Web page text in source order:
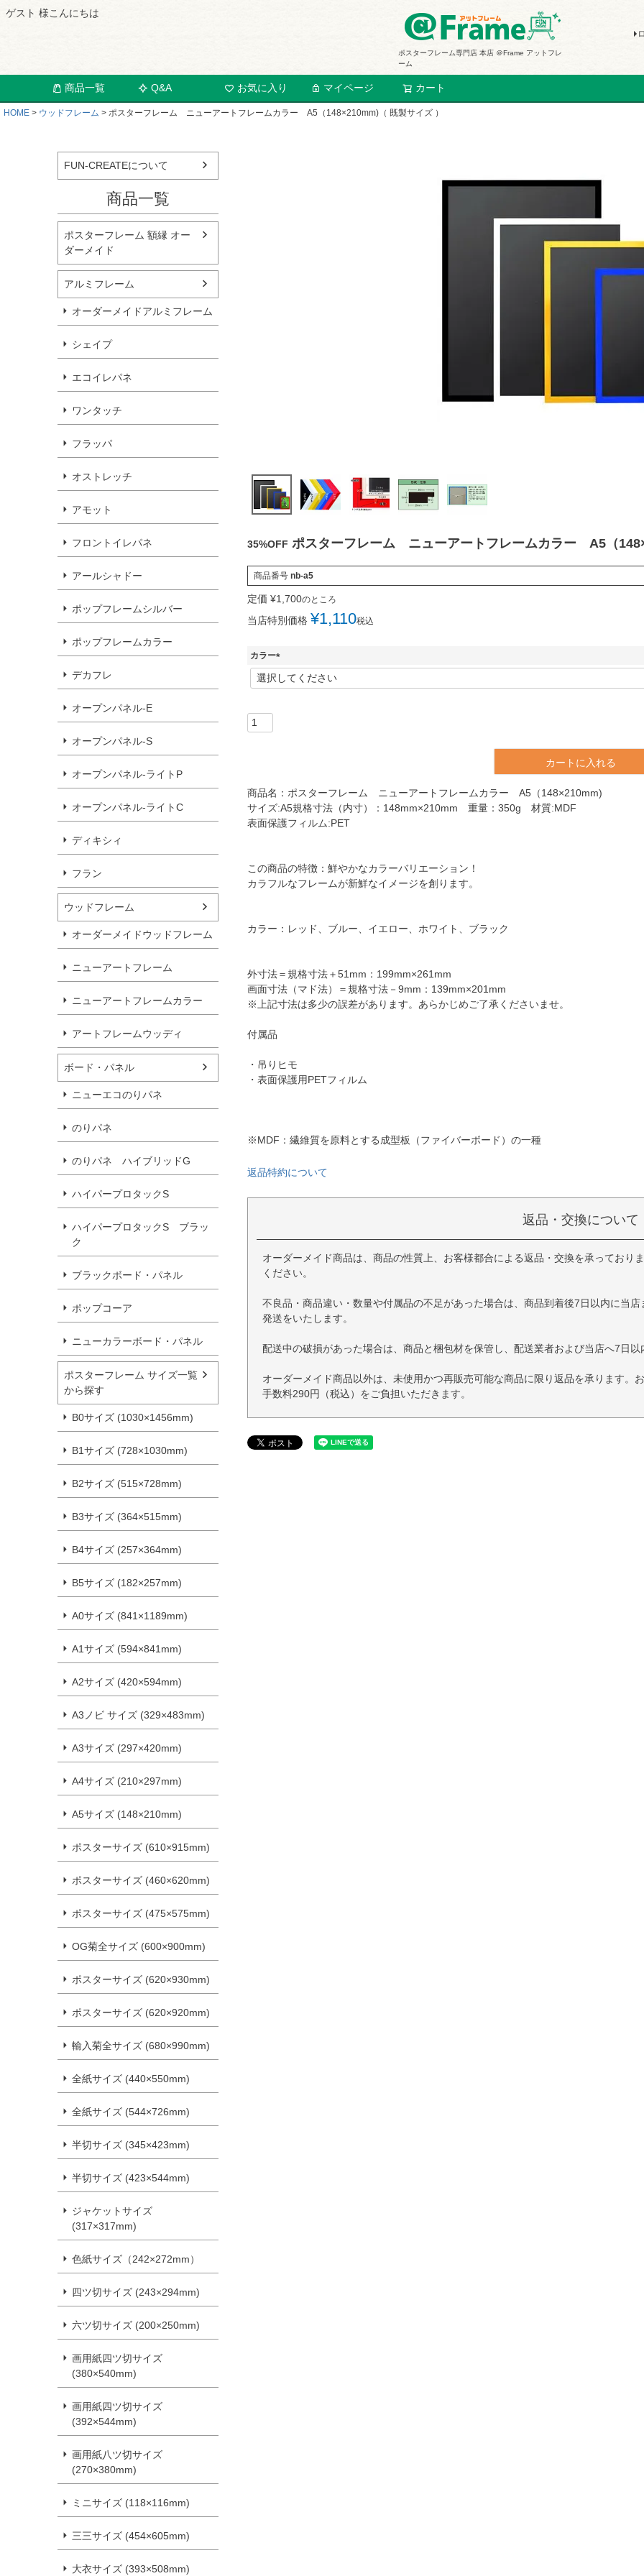
ゲスト 様こんにちは
ポスターフレーム専門店 本店 ＠Frame アットフレ
ーム
商品一覧 Q&A お気に入り マイページ カート
HOME ウッドフレーム ポスターフレーム ニューアートフレームカラー A5（148×210mm)（ 既製サイズ ）
FUN-CREATEについて
商品一覧
ポスターフレーム 額縁 オー
ダーメイド
アルミフレーム
オーダーメイドアルミフレーム
シェイプ
エコイレパネ
ワンタッチ
フラッパ
オストレッチ
アモット
フロントイレパネ
アールシャドー
ポップフレームシルバー
ポップフレームカラー
デカフレ
オープンパネル-E
オープンパネル-S
オープンパネル-ライトP
オープンパネル-ライトC
ディキシィ
フラン
ウッドフレーム
オーダーメイドウッドフレーム
ニューアートフレーム
ニューアートフレームカラー
アートフレームウッディ
ボード・パネル
ニューエコのりパネ
のりパネ
のりパネ ハイブリッドG
ハイパープロタックS
ハイパープロタックS ブラッ
ク
ブラックボード・パネル
ポップコーア
ニューカラーボード・パネル
ポスターフレーム サイズ一覧
から探す
B0サイズ (1030×1456mm)
B1サイズ (728×1030mm)
B2サイズ (515×728mm)
B3サイズ (364×515mm)
B4サイズ (257×364mm)
B5サイズ (182×257mm)
A0サイズ (841×1189mm)
A1サイズ (594×841mm)
A2サイズ (420×594mm)
A3ノビ サイズ (329×483mm)
A3サイズ (297×420mm)
A4サイズ (210×297mm)
A5サイズ (148×210mm)
ポスターサイズ (610×915mm)
ポスターサイズ (460×620mm)
ポスターサイズ (475×575mm)
OG菊全サイズ (600×900mm)
ポスターサイズ (620×930mm)
ポスターサイズ (620×920mm)
輸入菊全サイズ (680×990mm)
全紙サイズ (440×550mm)
全紙サイズ (544×726mm)
半切サイズ (345×423mm)
半切サイズ (423×544mm)
ジャケットサイズ
(317×317mm)
色紙サイズ（242×272mm）
四ツ切サイズ (243×294mm)
六ツ切サイズ (200×250mm)
画用紙四ツ切サイズ
(380×540mm)
画用紙四ツ切サイズ
(392×544mm)
画用紙八ツ切サイズ
(270×380mm)
ミニサイズ (118×116mm)
三三サイズ (454×605mm)
大衣サイズ (393×508mm)
35%OFF ポスターフレーム ニューアートフレームカラー A5（
商品番号 nb-a5
定価 ¥1,700のところ
当店特別価格 ¥1,110税込
カラー
(
必
カートに入れる
商品名：ポスターフレーム ニューアートフレームカラー A5（148×210mm)
サイズ:A5規格寸法（内寸）：148mm×210mm 重量：350g 材質:MDF
表面保護フィルム:PET
この商品の特徴：鮮やかなカラーバリエーション！
カラフルなフレームが新鮮なイメージを創ります。
カラー：レッド、ブルー、イエロー、ホワイト、ブラック
外寸法＝規格寸法＋51mm：199mm×261mm
画面寸法（マド法）＝規格寸法－9mm：139mm×201mm
※上記寸法は多少の誤差があります。あらかじめご了承くださいませ。
付属品
・吊りヒモ
・表面保護用PETフィルム
※MDF：繊維質を原料とする成型板（ファイバーボード）の一種
返品特約について
返品・交換について
オーダーメイド商品は、商品の性質上、お客様都合による返品・交換を承っており
ください。
不良品・商品違い・数量や付属品の不足があった場合は、商品到着後7日以内に当
発送をいたします。
配送中の破損があった場合は、商品と梱包材を保管し、配送業者および当店へ7日以
オーダーメイド商品以外は、未使用かつ再販売可能な商品に限り返品を承ります。
手数料290円（税込）をご負担いただきます。